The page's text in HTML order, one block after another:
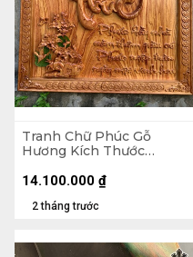
Tranh Chữ Phúc Gỗ
Hương Kích Thước
2 tháng trước
14.100.000 ₫